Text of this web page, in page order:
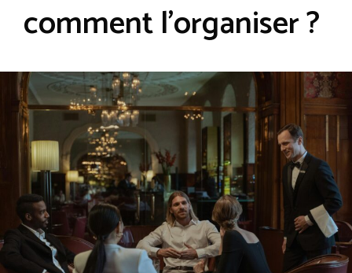
comment l’organiser ?